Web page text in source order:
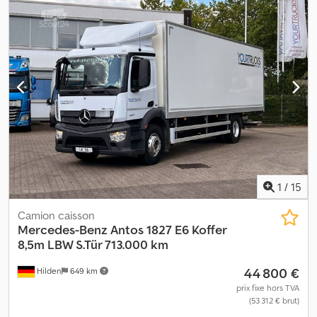
totale:9 800 mm, largeur totale:2 550 mm, hauteur totale:4 000
mm, Année de construction:2016, Équipement:hayon élévateur,
Poids à vide : 9 568 kg Charge utile : 9 432 kg Dwedpfxozra Aae
Acgja PTAC : 19 000 kg Dommages : aucun
1 / 15
Hilden 649 km
Camion caisson
Mercedes-Benz Antos 1827 E6 Koffer
8,5m LBW S.Tür 713.000 km
44 800 €
prix fixe hors TVA
(53 312 € brut)